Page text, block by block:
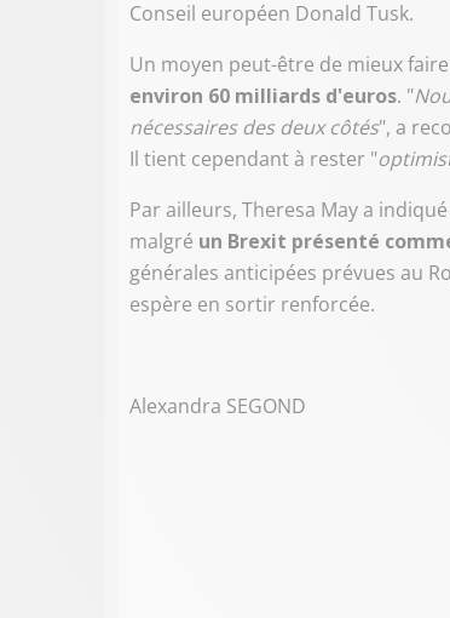
Conseil européen Donald Tusk.
Un moyen peut-être de mieux
environ 60 milliards d'euros. "
nécessaires des deux côtés", a
Il tient cependant à rester "
Par ailleurs, Theresa May a
malgré un Brexit présenté
générales anticipées prévues au
espère en sortir renforcée.
Alexandra SEGOND